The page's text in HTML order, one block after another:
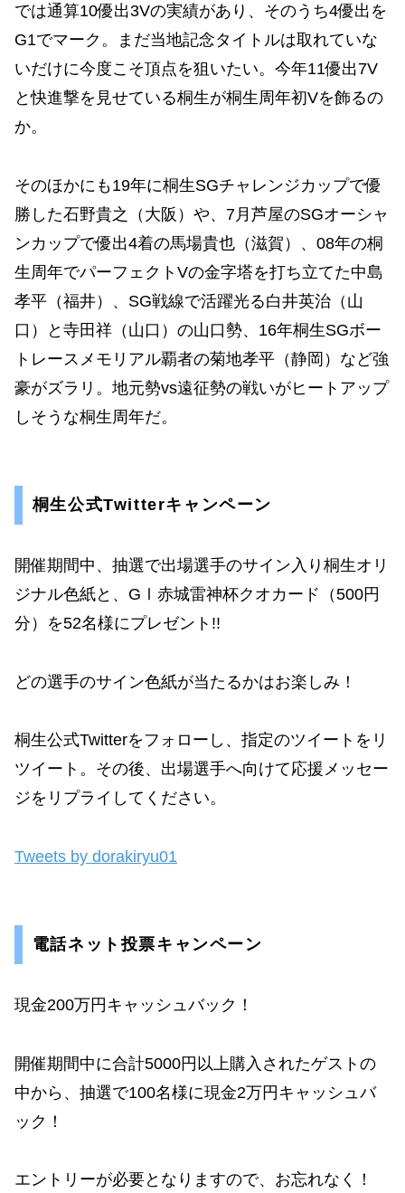
では通算10優出3Vの実績があり、そのうち4優出を
G1でマーク。まだ当地記念タイトルは取れていな
いだけに今度こそ頂点を狙いたい。今年11優出7V
と快進撃を見せている桐生が桐生周年初Vを飾るの
か。
そのほかにも19年に桐生SGチャレンジカップで優
勝した石野貴之（大阪）や、7月芦屋のSGオーシャ
ンカップで優出4着の馬場貴也（滋賀）、08年の桐
生周年でパーフェクトVの金字塔を打ち立てた中島
孝平（福井）、SG戦線で活躍光る白井英治（山
口）と寺田祥（山口）の山口勢、16年桐生SGボー
トレースメモリアル覇者の菊地孝平（静岡）など強
豪がズラリ。地元勢vs遠征勢の戦いがヒートアップ
しそうな桐生周年だ。
桐生公式Twitterキャンペーン
開催期間中、抽選で出場選手のサイン入り桐生オリ
ジナル色紙と、GⅠ赤城雷神杯クオカード（500円
分）を52名様にプレゼント!!
どの選手のサイン色紙が当たるかはお楽しみ！
桐生公式Twitterをフォローし、指定のツイートをリ
ツイート。その後、出場選手へ向けて応援メッセー
ジをリプライしてください。
Tweets by dorakiryu01
電話ネット投票キャンペーン
現金200万円キャッシュバック！
開催期間中に合計5000円以上購入されたゲストの
中から、抽選で100名様に現金2万円キャッシュバ
ック！
エントリーが必要となりますので、お忘れなく！